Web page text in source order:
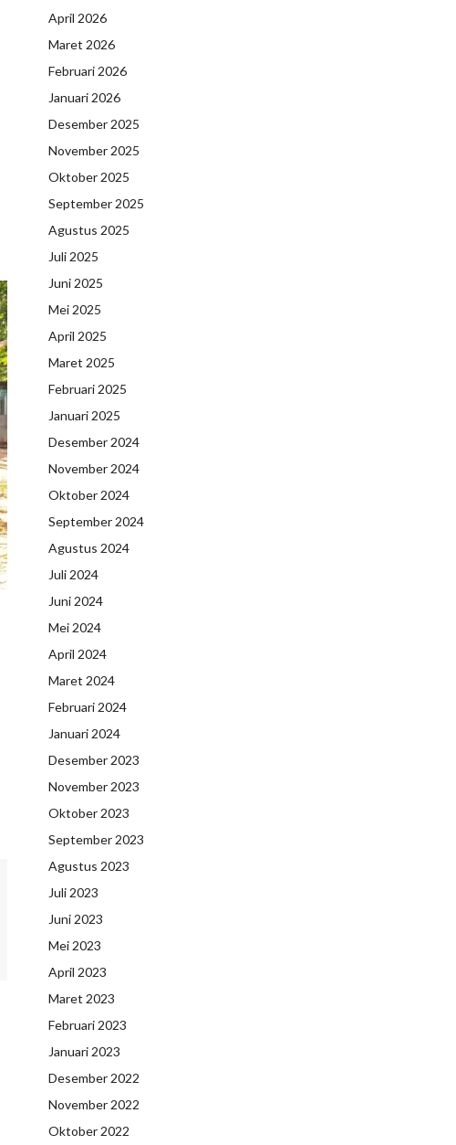
April 2026
Maret 2026
Februari 2026
Januari 2026
Desember 2025
November 2025
Oktober 2025
September 2025
Agustus 2025
Juli 2025
Juni 2025
Mei 2025
April 2025
Maret 2025
Februari 2025
Januari 2025
Desember 2024
November 2024
Oktober 2024
September 2024
Agustus 2024
Juli 2024
Juni 2024
Mei 2024
April 2024
Maret 2024
Februari 2024
Januari 2024
Desember 2023
November 2023
Oktober 2023
September 2023
Agustus 2023
Juli 2023
Juni 2023
Mei 2023
April 2023
Maret 2023
Februari 2023
Januari 2023
Desember 2022
November 2022
Oktober 2022